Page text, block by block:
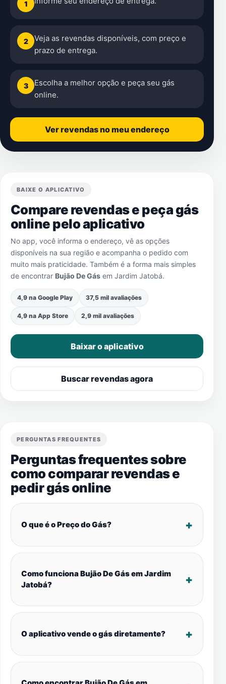
1
2
Veja as revendas disponíveis, com preço e
prazo de entrega.
3
Escolha a melhor opção e peça seu gás
online.
Ver revendas no meu endereço
BAIXE O APLICATIVO
Compare revendas e peça gás
online pelo aplicativo
No app, você informa o endereço, vê as opções
disponíveis na sua região e acompanha o pedido com
muito mais praticidade. Também é a forma mais simples
de encontrar Bujão De Gás em Jardim Jatobá.
4,9 na Google Play 37,5 mil avaliações
4,9 na App Store 2,9 mil avaliações
Baixar o aplicativo
Buscar revendas agora
PERGUNTAS FREQUENTES
Perguntas frequentes sobre
como comparar revendas e
pedir gás online
O que é o Preço do Gás?
Como funciona Bujão De Gás em Jardim
Jatobá?
O aplicativo vende o gás diretamente?